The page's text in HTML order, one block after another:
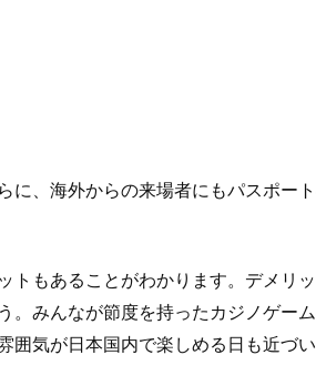
に、海外からの来場者にもパスポー
トもあることがわかります。デメリ
。みんなが節度を持ったカジノゲー
囲気が日本国内で楽しめる日も近づい